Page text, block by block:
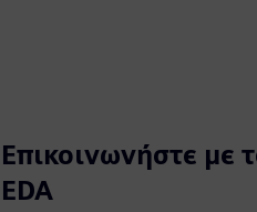
Επικοινωνήστε με
EDA